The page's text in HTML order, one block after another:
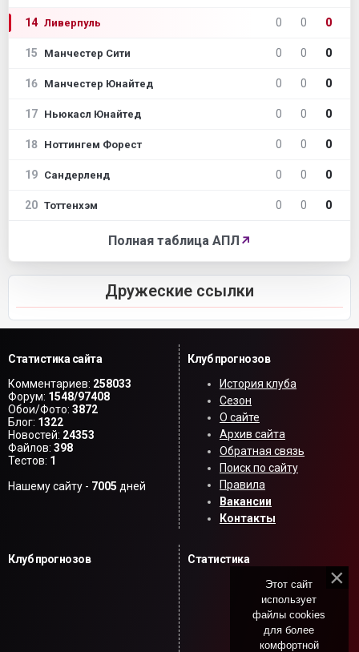
14 Ливерпуль 0 0 0
15 Манчестер Сити 0 0 0
16 Манчестер Юнайтед 0 0 0
17 Ньюкасл Юнайтед 0 0 0
18 Ноттингем Форест 0 0 0
19 Сандерленд 0 0 0
20 Тоттенхэм 0 0 0
Полная таблица АПЛ ↗
Дружеские ссылки
Статистика сайта
Комментариев: 258033
Форум: 1548/97408
Обои/Фото: 3872
Блог: 1322
Новостей: 24353
Файлов: 398
Тестов: 1
Нашему сайту - 7005 дней
Клуб прогнозов
История клуба
Сезон
О сайте
Архив сайта
Обратная связь
Поиск по сайту
Правила
Вакансии
Контакты
Клуб прогнозов Статистика
Этот сайт
использует
файлы cookies
для более
комфортной